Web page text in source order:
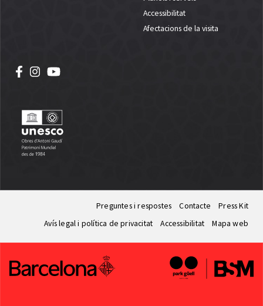
Accessibilitat
Afectacions de la visita
Preguntes i respostes Contacte
Press Kit
Avís legal i política de privacitat
Accessibilitat Mapa web